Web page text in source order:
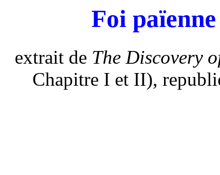
Foi
extrait de The Discovery
Chapitre I et II),